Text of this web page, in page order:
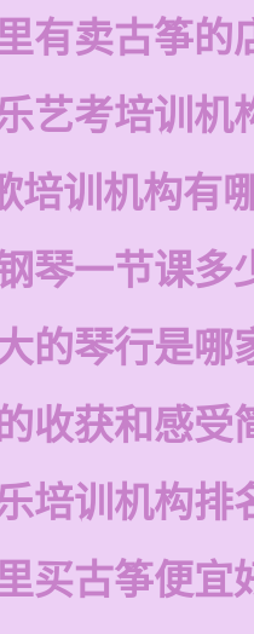
有卖古筝的
艺考培训机
培训机构有
琴一节课多
的琴行是哪
收获和感受
培训机构排
买古筝便宜